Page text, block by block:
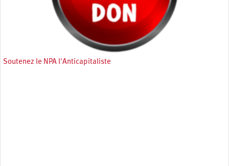
Soutenez le NPA l'Anticapitaliste